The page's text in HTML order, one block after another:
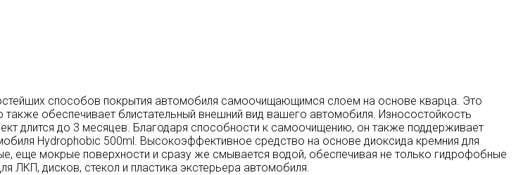
способов покрытия автомобиля самоочищающимся слоем на основе кварца. Это
обеспечивает блистательный внешний вид вашего автомобиля. Износостойкость
длится до 3 месяцев. Благодаря способности к самоочищению, он также поддерживает
Hydrophobic 500ml. Высокоэффективное средство на основе диоксида кремния для
еще мокрые поверхности и сразу же смывается водой, обеспечивая не только гидрофобные
ЛКП, дисков, стекол и пластика экстерьера автомобиля.